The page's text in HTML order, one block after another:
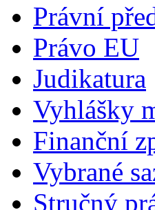
Právní
Právo EU
Judikatura
Vyhlášky
Finanční
Vybrané
Stručný